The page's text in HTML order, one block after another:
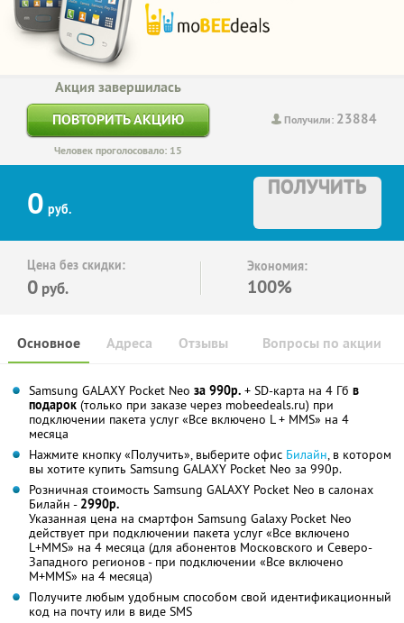
Получили: 23884
Акция завершилась
ПОВТОРИТЬ АКЦИЮ
Человек проголосовало: 15
0 руб.
ПОЛУЧИТЬ
Цена без скидки:
0 руб.
Экономия:
100%
Основное Отзывы Вопросы по акции
Адреса
Samsung GALAXY Pocket Neo за 990р. + SD-карта на 4 Гб в
подарок (только при заказе через mobeedeals.ru) при
подключении пакета услуг «Все включено L + MMS» на 4
месяца
Нажмите кнопку «Получить», выберите офис Билайн, в котором
вы хотите купить Samsung GALAXY Pocket Neo за 990р.
Розничная стоимость Samsung GALAXY Pocket Neo в салонах
Билайн - 2990р.
Указанная цена на смартфон Samsung Galaxy Pocket Neo
действует при подключении пакета услуг «Все включено
L+MMS» на 4 месяца (для абонентов Московского и Северо-
Западного регионов - при подключении «Все включено
M+MMS» на 4 месяца)
Получите любым удобным способом свой идентификационный
код на почту или в виде SMS